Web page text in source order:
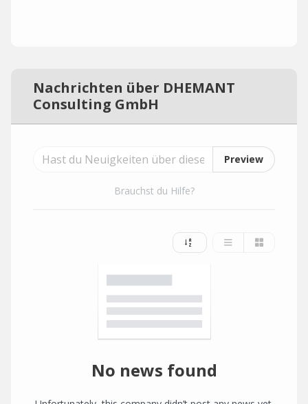
Nachrichten über DHEMANT
Consulting GmbH
Preview
Brauchst du Hilfe?
No news found